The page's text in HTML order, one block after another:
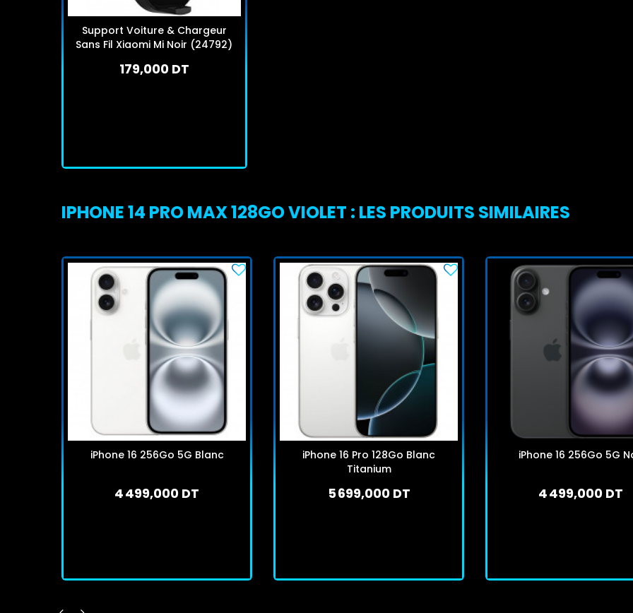
Support Voiture & Chargeur
Sans Fil Xiaomi Mi Noir (24792)
179,000 DT
IPHONE 14 PRO MAX 128GO VIOLET : LES PRODUITS SIMILAIRES
iPhone 16 256Go 5G Blanc
4 499,000 DT
iPhone 16 Pro 128Go Blanc
Titanium
5 699,000 DT
iPhone 16 256Go 5G
4 499,000 DT